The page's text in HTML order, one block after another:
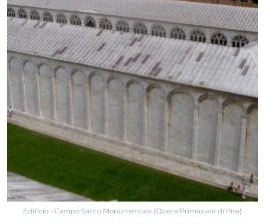
Edificio - Campo Santo Monumentale ( Opera Primaziale di Pisa)